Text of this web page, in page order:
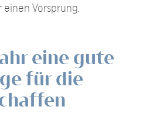
Vorsprung.
eine gute
für die